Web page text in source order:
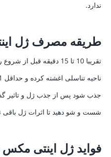
ندارد.
طریقه مصرف ژل
تقریبا 10 تا 15 دقیقه
جذب شود پس از جذب ژل و تاثیر
شست و شو دهید تا اثرات ژل باقی
فواید ژل اینتی